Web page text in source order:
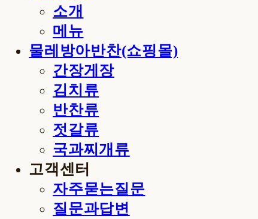
소개
메뉴
물레방아반찬(쇼핑몰)
간장게장
김치류
반찬류
젓갈류
국과찌개류
고객센터
자주묻는질문
질문과답변